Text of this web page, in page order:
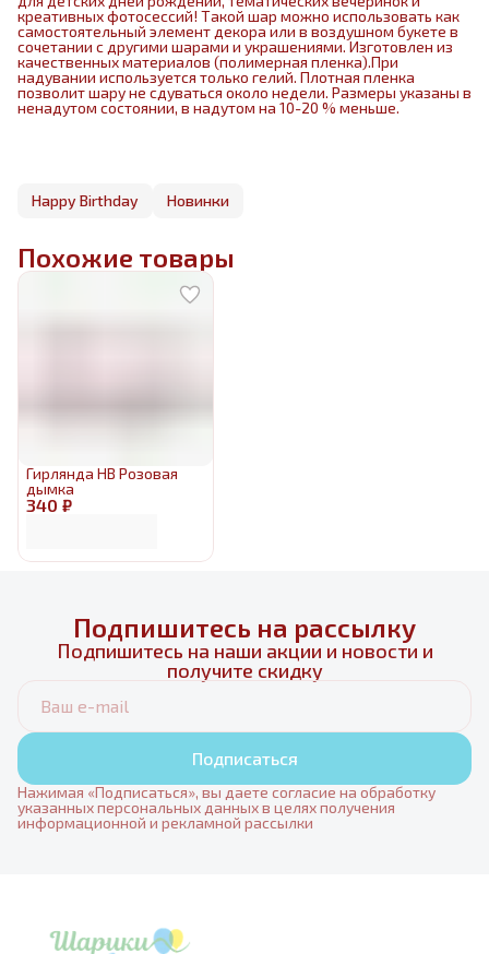
креативных фотосессий! Такой шар можно использовать как
самостоятельный элемент декора или в воздушном букете в
сочетании с другими шарами и украшениями. Изготовлен из
качественных материалов (полимерная пленка).При
надувании используется только гелий. Плотная пленка
позволит шару не сдуваться около недели. Размеры указаны в
ненадутом состоянии, в надутом на 10-20 % меньше.
Happy Birthday Новинки
Похожие товары
340 ₽
Гирлянда HB Розовая
дымка
Подпишитесь на рассылку
Подпишитесь на наши акции и новости и
получите скидку
Подписаться
Нажимая «Подписаться», вы даете согласие на обработку
указанных персональных данных в целях получения
информационной и рекламной рассылки